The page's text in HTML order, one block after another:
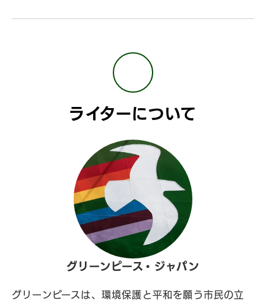
ライターについて
グリーンピース・ジャパン
グリーンピースは、環境保護と平和を願う市民の立